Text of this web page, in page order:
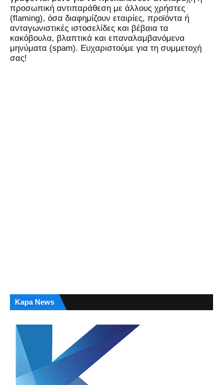
προσωπική αντιπαράθεση με άλλους χρήστες
(flaming), όσα διαφημίζουν εταιρίες, προϊόντα ή
ανταγωνιστικές ιστοσελίδες και βέβαια τα
κακόβουλα, βλαπτικά και επαναλαμβανόμενα
μηνύματα (spam). Ευχαριστούμε για τη συμμετοχή
σας!
Kapa News